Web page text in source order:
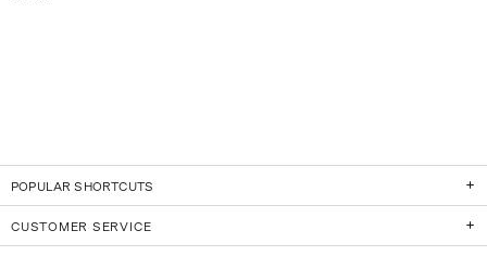
POPULAR SHORTCUTS
CUSTOMER SERVICE